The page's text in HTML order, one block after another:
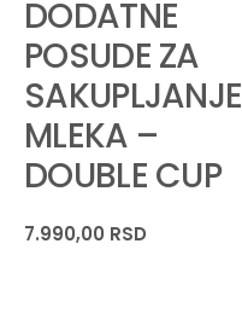
DODATNE
POSUDE ZA
SAKUPLJANJE
MLEKA –
DOUBLE CUP
7.990,00 RSD